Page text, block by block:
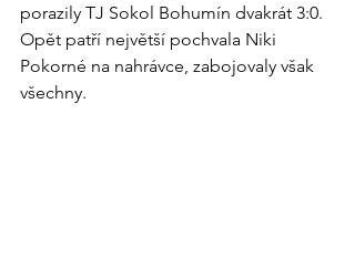
porazily TJ Sokol Bohumín dvakrát 3:0.
Opět patří největší pochvala Niki
Pokorné na nahrávce, zabojovaly však
všechny.